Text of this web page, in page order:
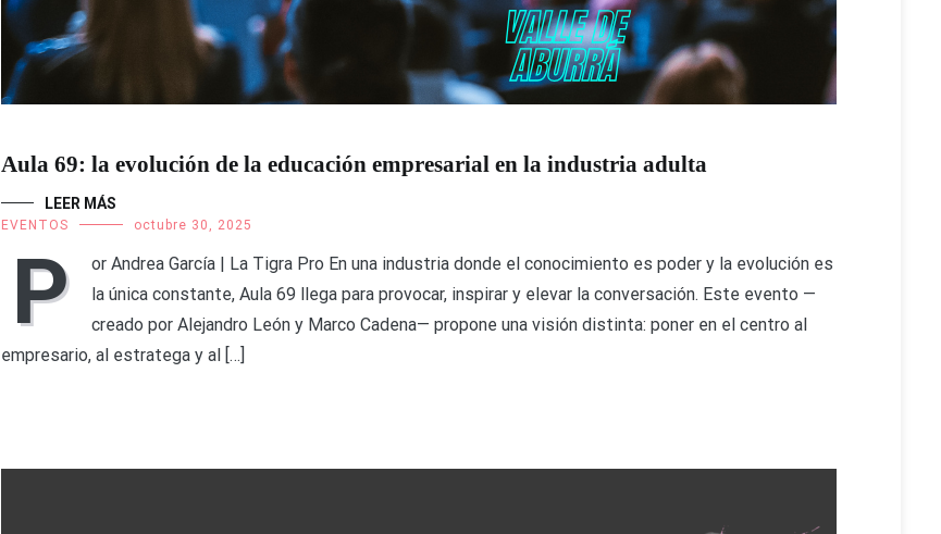
Aula 69: la evolución de la educación empresarial en la industria adulta
LEER MÁS
EVENTOS octubre 30, 2025
P
or Andrea García | La Tigra Pro En una industria donde el conocimiento es poder y la evolución es
la única constante, Aula 69 llega para provocar, inspirar y elevar la conversación. Este evento —
creado por Alejandro León y Marco Cadena— propone una visión distinta: poner en el centro al
empresario, al estratega y al […]